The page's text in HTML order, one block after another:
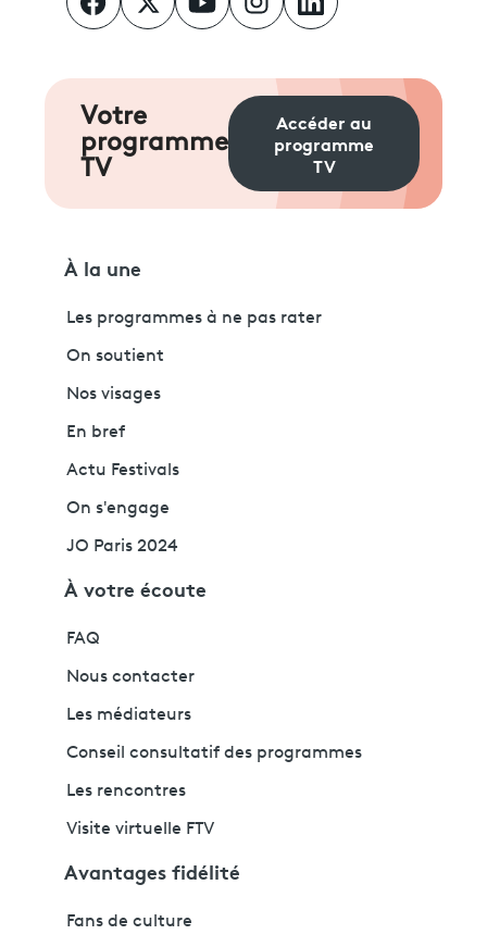
Votre
programme
TV
Accéder au
programme
TV
À la une
Les programmes à ne pas rater
On soutient
Nos visages
En bref
Actu Festivals
On s'engage
JO Paris 2024
À votre écoute
FAQ
Nous contacter
Les médiateurs
Conseil consultatif des programmes
Les rencontres
Visite virtuelle FTV
Avantages fidélité
Fans de culture